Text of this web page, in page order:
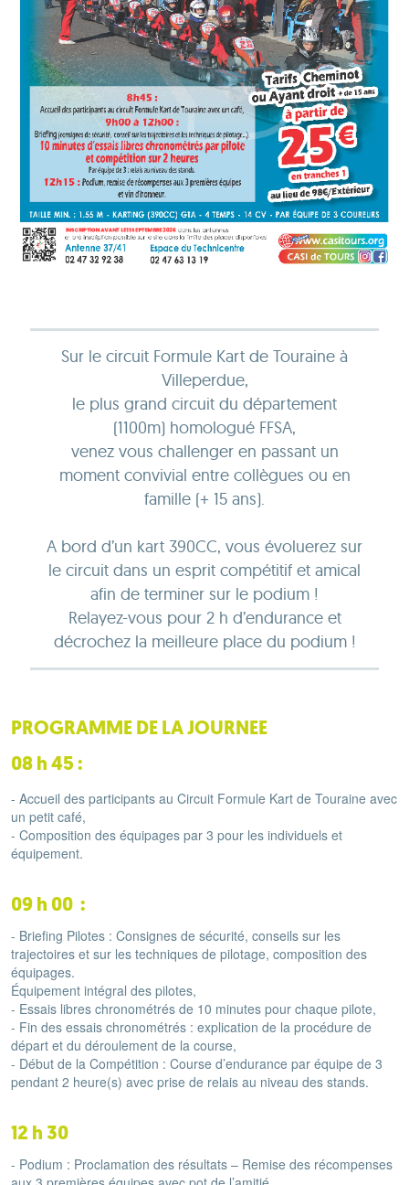
Sur le circuit Formule Kart de Touraine à
Villeperdue,
le plus grand circuit du département
(1100m) homologué FFSA,
venez vous challenger en passant un
moment convivial entre collègues ou en
famille (+ 15 ans).
A bord d’un kart 390CC, vous évoluerez sur
le circuit dans un esprit compétitif et amical
afin de terminer sur le podium !
Relayez-vous pour 2 h d’endurance et
décrochez la meilleure place du podium !
PROGRAMME DE LA JOURNEE
08 h 45 :
- Accueil des participants au Circuit Formule Kart de Touraine avec
un petit café,
- Composition des équipages par 3 pour les individuels et
équipement.
09 h 00 :
- Briefing Pilotes : Consignes de sécurité, conseils sur les
trajectoires et sur les techniques de pilotage, composition des
équipages.
Équipement intégral des pilotes,
- Essais libres chronométrés de 10 minutes pour chaque pilote,
- Fin des essais chronométrés : explication de la procédure de
départ et du déroulement de la course,
- Début de la Compétition : Course d’endurance par équipe de 3
pendant 2 heure(s) avec prise de relais au niveau des stands.
12 h 30
- Podium : Proclamation des résultats – Remise des récompenses